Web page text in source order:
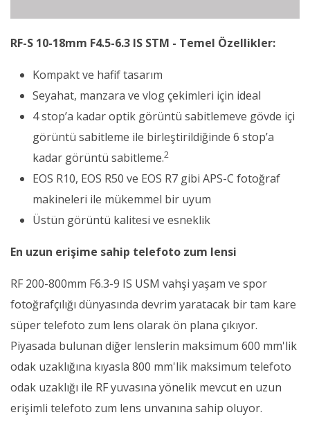
RF-S 10-18mm F4.5-6.3 IS STM - Temel Özellikler:
Kompakt ve hafif tasarım
Seyahat, manzara ve vlog çekimleri için ideal
4 stop’a kadar optik görüntü sabitlemeve gövde içi
görüntü sabitleme ile birleştirildiğinde 6 stop’a
kadar görüntü sabitleme.2
EOS R10, EOS R50 ve EOS R7 gibi APS-C fotoğraf
makineleri ile mükemmel bir uyum
Üstün görüntü kalitesi ve esneklik
En uzun erişime sahip telefoto zum lensi
RF 200-800mm F6.3-9 IS USM vahşi yaşam ve spor
fotoğrafçılığı dünyasında devrim yaratacak bir tam kare
süper telefoto zum lens olarak ön plana çıkıyor.
Piyasada bulunan diğer lenslerin maksimum 600 mm'lik
odak uzaklığına kıyasla 800 mm'lik maksimum telefoto
odak uzaklığı ile RF yuvasına yönelik mevcut en uzun
erişimli telefoto zum lens unvanına sahip oluyor.